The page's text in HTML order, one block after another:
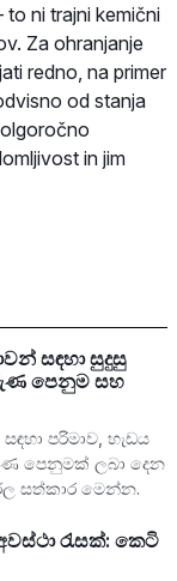
ni trajni kemični
Za ohranjanje
redno, na primer
od stanja
in jim
සඳහා සුදුසු
පෙනුම සහ
පරිමාව, හැඩය
පෙනුමක් ලබා දෙන
සත්කාර මෙන්න.
රැසක්: කෙටි